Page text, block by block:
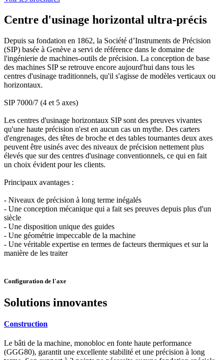
Centre d'usinage horizontal ultra-précis
Depuis sa fondation en 1862, la Société d’Instruments de Précision
(SIP) basée à Genève a servi de référence dans le domaine de
l'ingénierie de machines-outils de précision. La conception de base
des machines SIP se retrouve encore aujourd'hui dans tous les
centres d'usinage traditionnels, qu'il s'agisse de modèles verticaux ou
horizontaux.
SIP 7000/7 (4 et 5 axes)
Les centres d'usinage horizontaux SIP sont des preuves vivantes
qu'une haute précision n'est en aucun cas un mythe. Des carters
d'engrenages, des têtes de broche et des tables tournantes deux axes
peuvent être usinés avec des niveaux de précision nettement plus
élevés que sur des centres d'usinage conventionnels, ce qui en fait
un choix évident pour les clients.
Principaux avantages :
- Niveaux de précision à long terme inégalés
- Une conception mécanique qui a fait ses preuves depuis plus d'un
siècle
- Une disposition unique des guides
- Une géométrie impeccable de la machine
- Une véritable expertise en termes de facteurs thermiques et sur la
manière de les traiter
Configuration de l'axe
Solutions innovantes
Construction
Le bâti de la machine, monobloc en fonte haute performance
(GGG80), garantit une excellente stabilité et une précision à long